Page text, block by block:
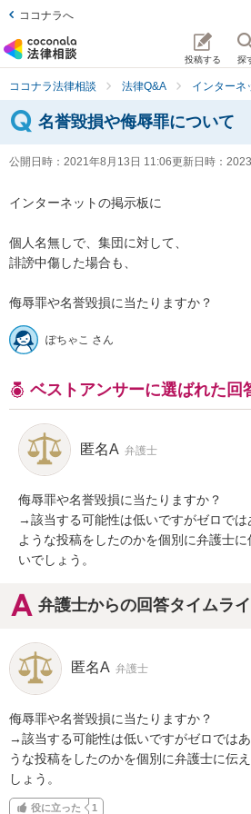
ココナラへ
投稿する 探
ココナラ法律相談 法律Q&A インターネ
名誉毀損や侮辱罪について
公開日時： 2021年8月13日 11:06更新日時：
インターネットの掲示板に
個人名無しで、集団に対して、
誹謗中傷した場合も、
侮辱罪や名誉毀損に当たりますか？
ぽちゃこ さん
ベストアンサーに選ばれた回
匿名A 弁護士
侮辱罪や名誉毀損に当たりますか？
→該当する可能性は低いですがゼロで
ような投稿をしたのかを個別に弁護士
いでしょう。
弁護士からの回答タイムラ
匿名A 弁護士
侮辱罪や名誉毀損に当たりますか？
→該当する可能性は低いですがゼロでは
うな投稿をしたのかを個別に弁護士に伝
しょう。
役に立った 1